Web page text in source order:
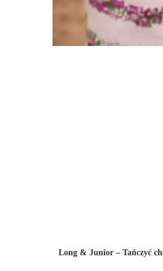
Long & Junior – Tańczyć